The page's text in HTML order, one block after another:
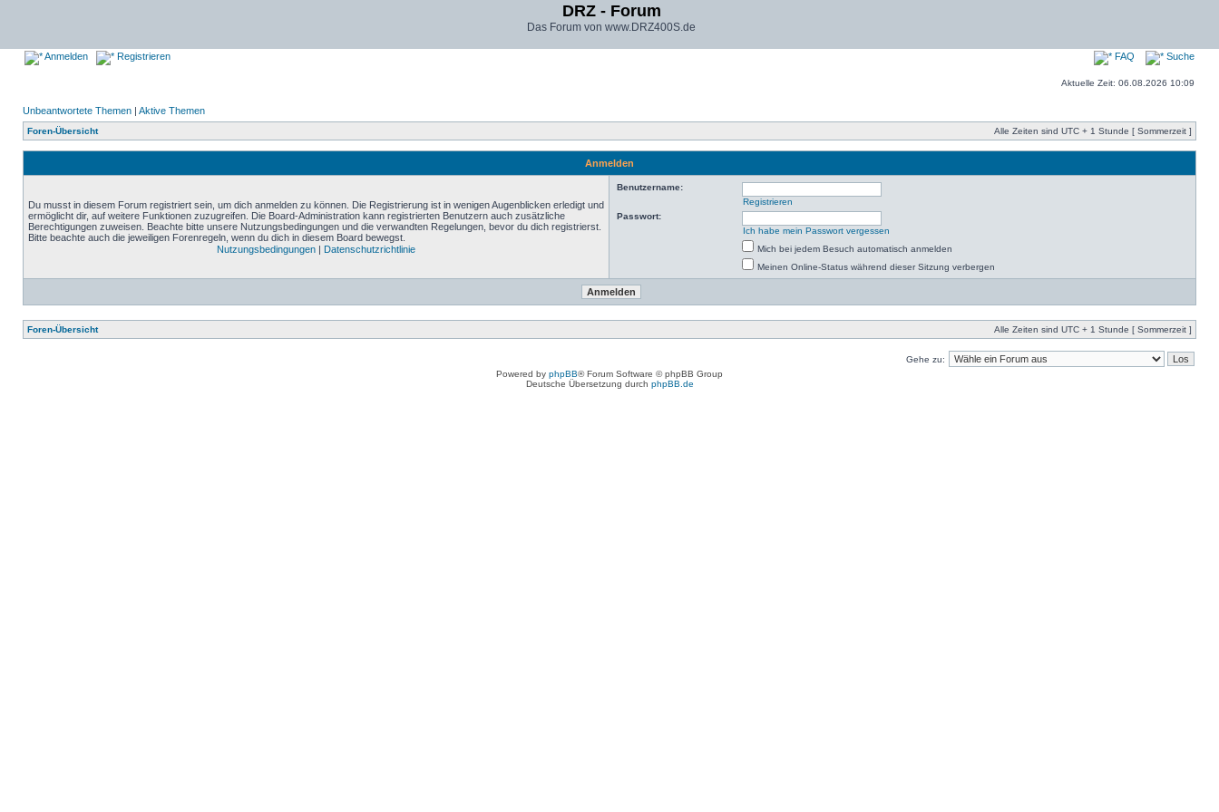
DRZ - Forum
Das Forum von www.DRZ400S.de
Anmelden Registrieren FAQ Suche
Aktuelle Zeit: 06.08.2026 10:09
Unbeantwortete Themen | Aktive Themen
Foren-Übersicht Alle Zeiten sind UTC + 1 Stunde [ Sommerzeit ]
Anmelden
Du musst in diesem Forum registriert sein, um dich anmelden zu können. Die Registrierung ist in wenigen Augenblicken erledigt und
ermöglicht dir, auf weitere Funktionen zuzugreifen. Die Board-Administration kann registrierten Benutzern auch zusätzliche
Berechtigungen zuweisen. Beachte bitte unsere Nutzungsbedingungen und die verwandten Regelungen, bevor du dich registrierst.
Bitte beachte auch die jeweiligen Forenregeln, wenn du dich in diesem Board bewegst.
Nutzungsbedingungen | Datenschutzrichtlinie
Benutzername:
Registrieren
Passwort:
Ich habe mein Passwort vergessen
Mich bei jedem Besuch automatisch anmelden
Meinen Online-Status während dieser Sitzung verbergen
Foren-Übersicht Alle Zeiten sind UTC + 1 Stunde [ Sommerzeit ]
Gehe zu:
Powered by phpBB® Forum Software © phpBB Group
Deutsche Übersetzung durch phpBB.de